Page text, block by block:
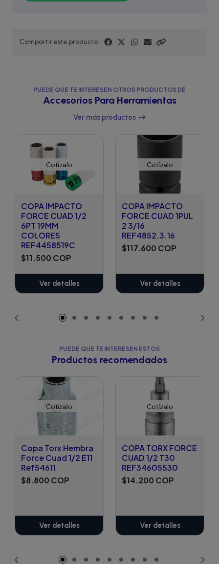
Compartir este producto
PUEDE QUE TE INTERESEN OTROS PRODUCTOS DE
Accesorios Para Herramientas
Ver más productos
Cotízalo
COPA IMPACTO
FORCE CUAD 1/2
6PT 19MM
COLORES
REF4458519C
$11.500 COP
Ver detalles
Cotízalo
COPA IMPACTO
FORCE CUAD 1PUL
2 3/16
REF4852.3.16
$117.600 COP
Ver detalles
PUEDE QUE TE INTERESEN ESTOS
Productos recomendados
Cotízalo
Copa Torx Hembra
Force Cuad 1/2 E11
Ref54611
$8.800 COP
Ver detalles
Cotízalo
COPA TORX FORCE
CUAD 1/2 T30
REF34605530
$14.200 COP
Ver detalles